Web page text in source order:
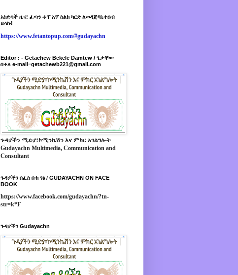
አስድሳች ዜና! ፈጣን ቶፕ አፕ ስልክ ካርድ ለወዳጅ፣ቤተሰብ
ይላኩ!
https://www.fetantopup.com/#gudayachn
Editor : - Getachew Bekele Damtew / ጌታቸው
በቀለ e-mail=getachewb221@gmail.com
ጉዳያችን ሚድያ፣ኮሚንኬሽን እና ምክር አገልግሎት
Gudayachn Multimedia, Communication and
Consultant
ጉዳያችን በፌስ ቡክ ገፅ / GUDAYACHN ON FACE
BOOK
https://www.facebook.com/gudayachn/?tn-
str=k*F
ጉዳያችን Gudayachn